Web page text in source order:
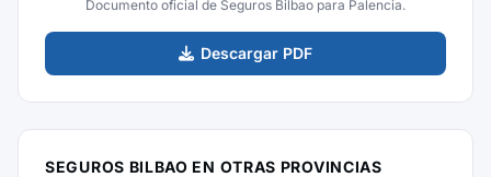
Documento oficial de Seguros Bilbao para Palencia.
Descargar PDF
SEGUROS BILBAO EN OTRAS PROVINCIAS